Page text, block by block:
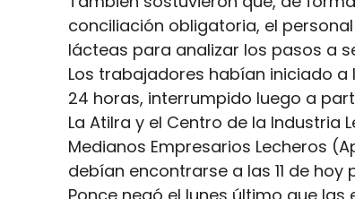
conciliación obligatoria, el
lácteas para analizar los pasos a
Los trabajadores habían iniciado a
24 horas, interrumpido luego a
La Atilra y el Centro de la Industria
Medianos Empresarios Lecheros
debían encontrarse a las 11 de